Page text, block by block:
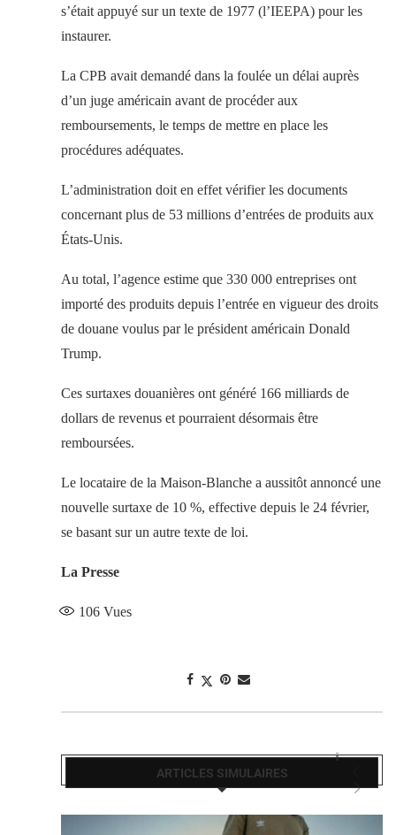
s’était appuyé sur un texte de 1977 (l’IEEPA) pour les
instaurer.
La CPB avait demandé dans la foulée un délai auprès
d’un juge américain avant de procéder aux
remboursements, le temps de mettre en place les
procédures adéquates.
L’administration doit en effet vérifier les documents
concernant plus de 53 millions d’entrées de produits aux
États-Unis.
Au total, l’agence estime que 330 000 entreprises ont
importé des produits depuis l’entrée en vigueur des droits
de douane voulus par le président américain Donald
Trump.
Ces surtaxes douanières ont généré 166 milliards de
dollars de revenus et pourraient désormais être
remboursées.
Le locataire de la Maison-Blanche a aussitôt annoncé une
nouvelle surtaxe de 10 %, effective depuis le 24 février,
se basant sur un autre texte de loi.
La Presse
106 Vues
ARTICLES SIMULAIRES